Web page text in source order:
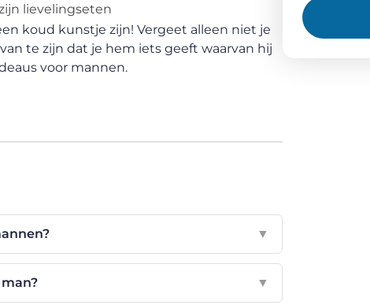
lievelingseten
koud kunstje zijn! Vergeet alleen niet je
te zijn dat je hem iets geeft waarvan hij
voor mannen.
▼
▼